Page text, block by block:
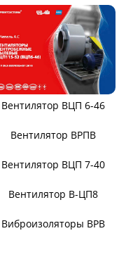
Виброизоляторы ВРВ